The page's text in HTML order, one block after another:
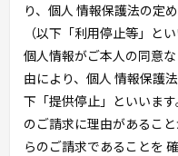
り、個人 情報保護法の定
（以下「利用停止等」と
個人情報がご本人の同意
由により、個人 情報保護
下「提供停止」といいま
のご請求に理由があるこ
らのご請求であることを